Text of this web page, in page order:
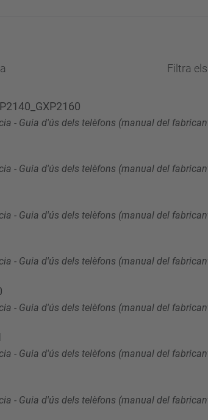
Filtra
- Guia d'ús dels telèfons (manual del
- Guia d'ús dels telèfons (manual del
- Guia d'ús dels telèfons (manual del
- Guia d'ús dels telèfons (manual del
- Guia d'ús dels telèfons (manual del
- Guia d'ús dels telèfons (manual del
- Guia d'ús dels telèfons (manual del